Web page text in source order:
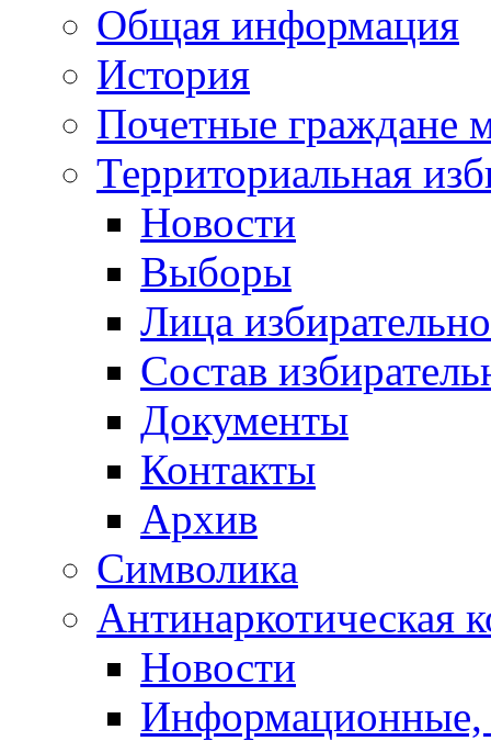
Общая информация
История
Почетные граждане
Территориальная
Новости
Выборы
Лица
Состав
Документы
Контакты
Архив
Символика
Антинаркотическая
Новости
Информационные,